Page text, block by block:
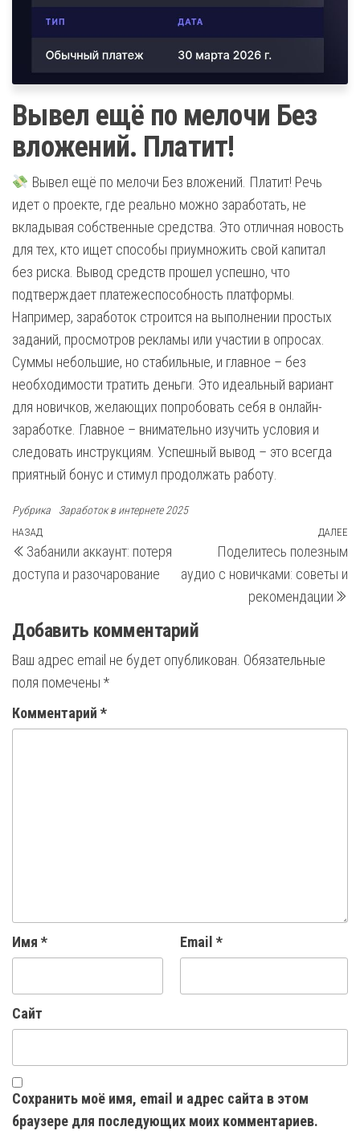
Вывел ещё по мелочи Без
вложений. Платит!
Вывел ещё по мелочи Без вложений. Платит! Речь
идет о проекте, где реально можно заработать, не
вкладывая собственные средства. Это отличная новость
для тех, кто ищет способы приумножить свой капитал
без риска. Вывод средств прошел успешно, что
подтверждает платежеспособность платформы.
Например, заработок строится на выполнении простых
заданий, просмотров рекламы или участии в опросах.
Суммы небольшие, но стабильные, и главное – без
необходимости тратить деньги. Это идеальный вариант
для новичков, желающих попробовать себя в онлайн-
заработке. Главное – внимательно изучить условия и
следовать инструкциям. Успешный вывод – это всегда
приятный бонус и стимул продолжать работу.
Рубрика Заработок в интернете 2025
Навигация
по
записям
Предыдущая
запись
НАЗАД
Забанили аккаунт: потеря
доступа и разочарование
ДАЛЕЕ
Поделитесь полезным
аудио с новичками: советы и
рекомендации
Добавить комментарий
Ваш адрес email не будет опубликован. Обязательные
поля помечены *
Комментарий *
Имя * Email *
Сайт
Сохранить моё имя, email и адрес сайта в этом
браузере для последующих моих комментариев.